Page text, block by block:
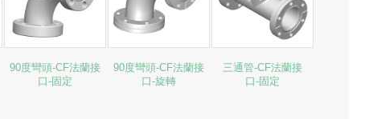
90度彎頭-CF法蘭接
口-固定
90度彎頭-CF法蘭接
口-旋轉
三通管-CF法蘭接
口-固定